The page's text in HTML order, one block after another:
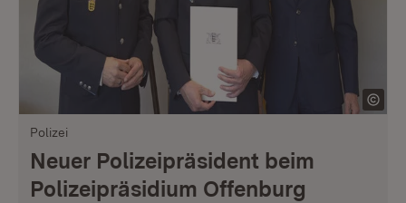
Polizei
Neuer Polizeipräsident beim
Polizeipräsidium Offenburg